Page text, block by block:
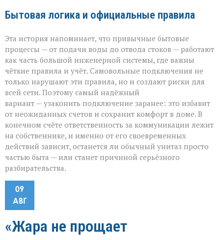
Бытовая логика и официальные правила
Эта история напоминает, что привычные бытовые
процессы — от подачи воды до отвода стоков — работают
как часть большой инженерной системы, где важны
чёткие правила и учёт. Самовольные подключения не
только нарушают эти правила, но и создают риски для
всей сети. Поэтому самый надёжный
вариант — узаконить подключение заранее: это избавит
от неожиданных счетов и сохранит комфорт в доме. В
конечном счёте ответственность за коммуникации лежит
на собственнике, и именно от его своевременных
действий зависит, останется ли обычный унитаз просто
частью быта — или станет причиной серьёзного
разбирательства.
09
АВГ
«Жара не прощает